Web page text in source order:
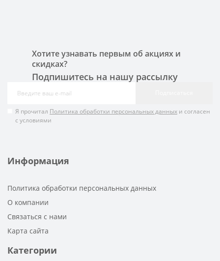
Хотите узнавать первым об акциях и
скидках?
Подпишитесь на нашу рассылку
Я прочитал Политика обработки персональных данных и согласен
с условиями
Информация
Политика обработки персональных данных
О компании
Связаться с нами
Карта сайта
Категории